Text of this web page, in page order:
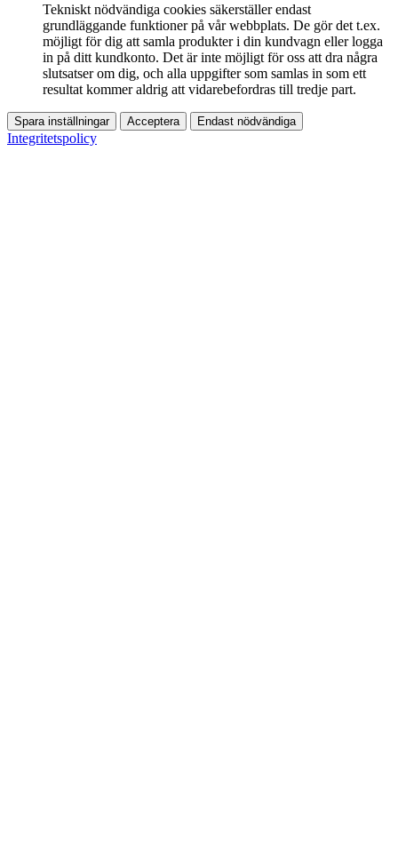
Tekniskt nödvändiga cookies säkerställer endast
grundläggande funktioner på vår webbplats. De gör det t.ex.
möjligt för dig att samla produkter i din kundvagn eller logga
in på ditt kundkonto. Det är inte möjligt för oss att dra några
slutsatser om dig, och alla uppgifter som samlas in som ett
resultat kommer aldrig att vidarebefordras till tredje part.
Spara inställningar Acceptera Endast nödvändiga
Integritetspolicy